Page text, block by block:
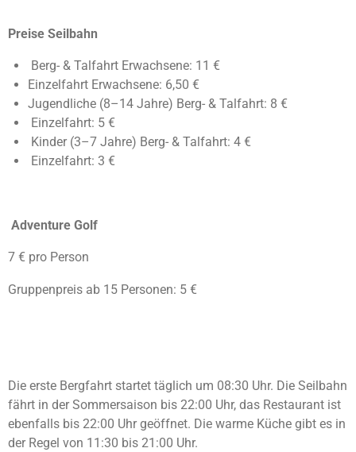
Preise Seilbahn
Berg- & Talfahrt Erwachsene: 11 €
Einzelfahrt Erwachsene: 6,50 €
Jugendliche (8–14 Jahre) Berg- & Talfahrt: 8 €
Einzelfahrt: 5 €
Kinder (3–7 Jahre) Berg- & Talfahrt: 4 €
Einzelfahrt: 3 €
Adventure Golf
7 € pro Person
Gruppenpreis ab 15 Personen: 5 €
Die erste Bergfahrt startet täglich um 08:30 Uhr. Die Seilbahn
fährt in der Sommersaison bis 22:00 Uhr, das Restaurant ist
ebenfalls bis 22:00 Uhr geöffnet. Die warme Küche gibt es in
der Regel von 11:30 bis 21:00 Uhr.